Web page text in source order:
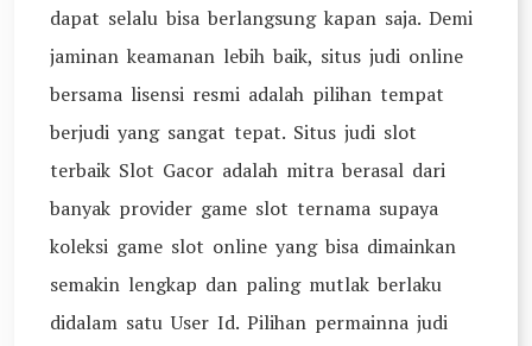
dapat selalu bisa berlangsung kapan saja. Demi
jaminan keamanan lebih baik, situs judi online
bersama lisensi resmi adalah pilihan tempat
berjudi yang sangat tepat. Situs judi slot
terbaik Slot Gacor adalah mitra berasal dari
banyak provider game slot ternama supaya
koleksi game slot online yang bisa dimainkan
semakin lengkap dan paling mutlak berlaku
didalam satu User Id. Pilihan permainna judi